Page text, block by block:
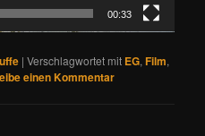
00:33
|Verschlagwortet mit EG,Film,
einen Kommentar